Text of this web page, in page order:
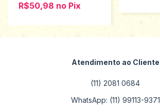
R$50,98 no Pix
Atendimento ao Cliente
(11) 2081 0684
WhatsApp: (11) 99113-9371